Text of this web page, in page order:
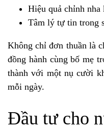
Hiệu quả chỉnh nha
Tâm lý tự tin trong
Không chỉ đơn thuần là
đồng hành cùng bố mẹ
thành với một nụ cười
mỗi ngày.
Đầu tư cho